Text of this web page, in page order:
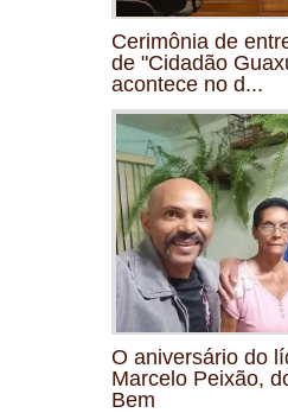
Cerimônia de
de "Cidadão
acontece no d...
O aniversário do
Marcelo Peixão,
Bem